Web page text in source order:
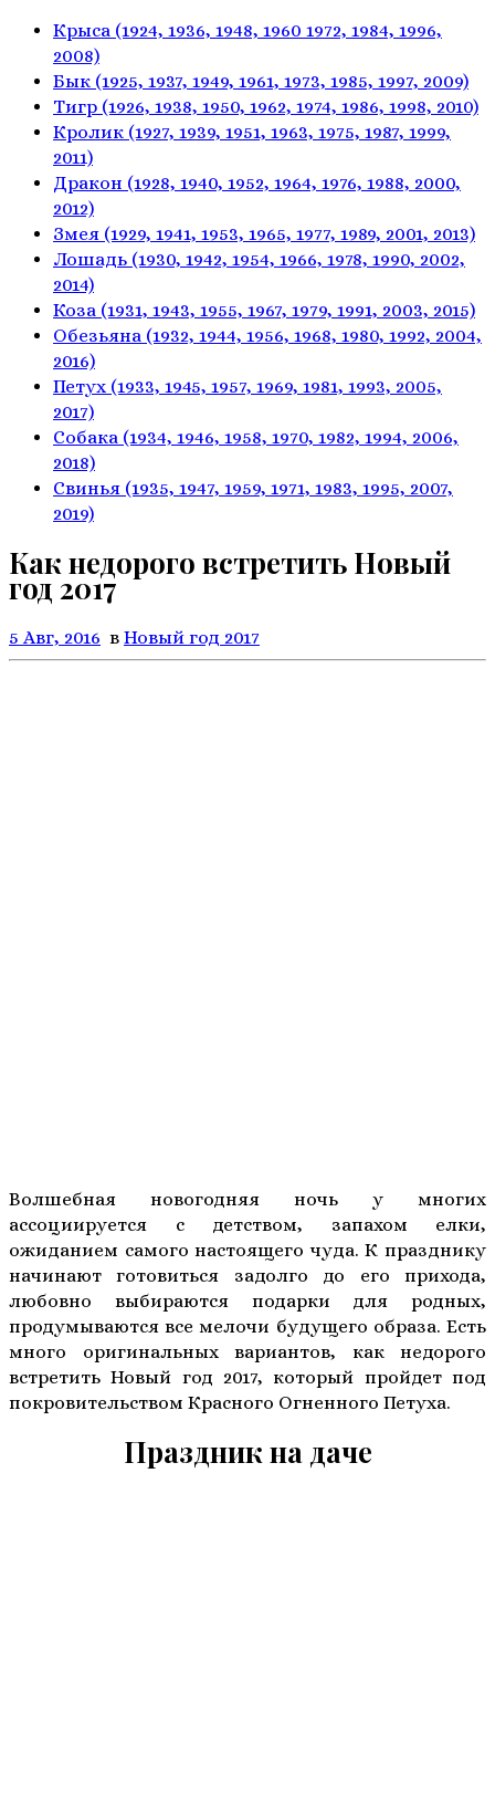
Крыса (1924, 1936, 1948, 1960 1972, 1984, 1996,
2008)
Бык (1925, 1937, 1949, 1961, 1973, 1985, 1997, 2009)
Тигр (1926, 1938, 1950, 1962, 1974, 1986, 1998, 2010)
Кролик (1927, 1939, 1951, 1963, 1975, 1987, 1999,
2011)
Дракон (1928, 1940, 1952, 1964, 1976, 1988, 2000,
2012)
Змея (1929, 1941, 1953, 1965, 1977, 1989, 2001, 2013)
Лошадь (1930, 1942, 1954, 1966, 1978, 1990, 2002,
2014)
Коза (1931, 1943, 1955, 1967, 1979, 1991, 2003, 2015)
Обезьяна (1932, 1944, 1956, 1968, 1980, 1992, 2004,
2016)
Петух (1933, 1945, 1957, 1969, 1981, 1993, 2005,
2017)
Собака (1934, 1946, 1958, 1970, 1982, 1994, 2006,
2018)
Свинья (1935, 1947, 1959, 1971, 1983, 1995, 2007,
2019)
Как недорого встретить Новый
год 2017
5 Авг, 2016 в Новый год 2017
Волшебная новогодняя ночь у многих
ассоциируется с детством, запахом елки,
ожиданием самого настоящего чуда. К празднику
начинают готовиться задолго до его прихода,
любовно выбираются подарки для родных,
продумываются все мелочи будущего образа. Есть
много оригинальных вариантов, как недорого
встретить Новый год 2017, который пройдет под
покровительством Красного Огненного Петуха.
Праздник на даче